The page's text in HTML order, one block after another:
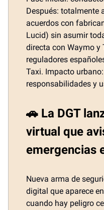
Después: totalmente
acuerdos con
Lucid) sin asumir
directa con Waymo y
reguladores
Taxi. Impacto
responsabilidades y
🚗 La DGT
virtual que
emergencias
Nueva arma de
digital que aparece
cuando hay peligro